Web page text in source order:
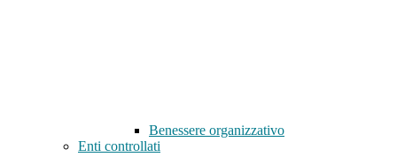
Benessere organizzativo
Enti controllati